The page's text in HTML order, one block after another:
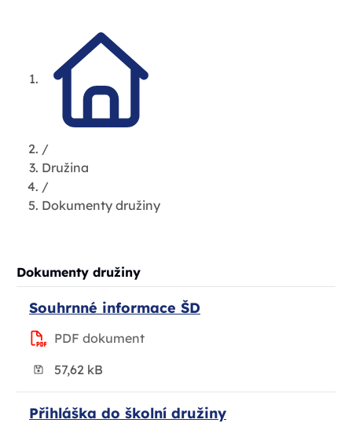
/
Družina
/
Dokumenty družiny
Dokumenty družiny
Souhrnné informace ŠD
PDF dokument
57,62 kB
Přihláška do školní družiny